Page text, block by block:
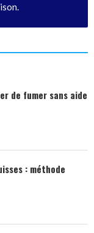
de fumer sans aide
: méthode